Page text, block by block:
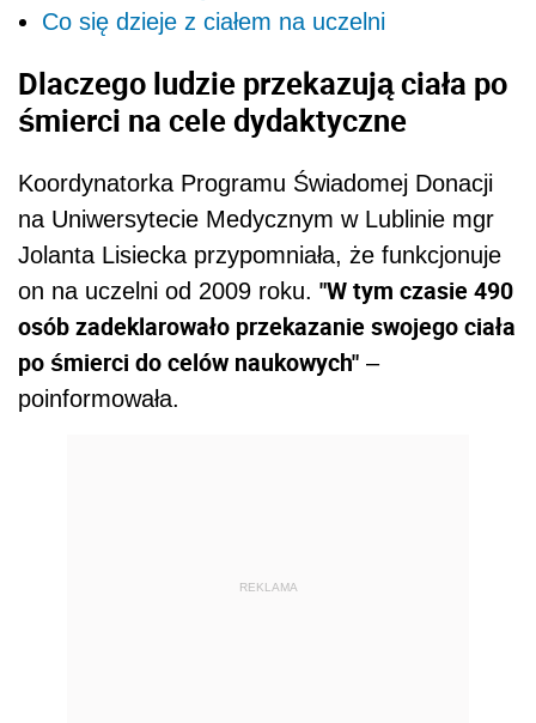
Co się dzieje z ciałem na uczelni
Dlaczego ludzie przekazują ciała po
śmierci na cele dydaktyczne
Koordynatorka Programu Świadomej Donacji
na Uniwersytecie Medycznym w Lublinie mgr
Jolanta Lisiecka przypomniała, że funkcjonuje
on na uczelni od 2009 roku. "W tym czasie 490
osób zadeklarowało przekazanie swojego ciała
po śmierci do celów naukowych" –
poinformowała.
REKLAMA